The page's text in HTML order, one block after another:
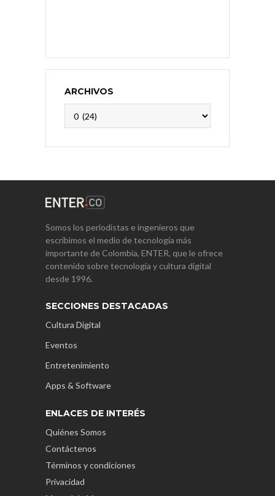
ARCHIVOS
Somos los periodistas e ingenieros que
escribimos el medio de tecnología más
importante de Colombia, ENTER, que le ofrece
contenido sobre tecnología y cultura digital
desde 1996.
SECCIONES DESTACADAS
Cultura Digital
Eventos
Entretenimiento
Apps & Software
ENLACES DE INTERÉS
Quiénes Somos
Contáctenos
Términos y condiciones
Privacidad